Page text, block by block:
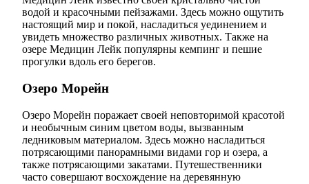
водой и красочными пейзажами. Здесь можно ощутить
настоящий мир и покой, насладиться уединением и
увидеть множество различных животных. Также на
озере Медицин Лейк популярны кемпинг и пешие
прогулки вдоль его берегов.
Озеро Морейн
Озеро Морейн поражает своей неповторимой красотой
и необычным синим цветом воды, вызванным
ледниковым материалом. Здесь можно насладиться
потрясающими панорамными видами гор и озера, а
также потрясающими закатами. Путешественники
часто совершают восхождение на деревянную